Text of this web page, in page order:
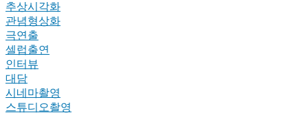
추상시각화
관념형상화
극연출
셀럽출연
인터뷰
대담
시네마촬영
스튜디오촬영